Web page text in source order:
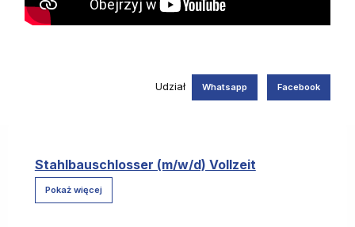
Udział Whatsapp Facebook
Stahlbauschlosser (m/w/d) Vollzeit
Pokaż więcej